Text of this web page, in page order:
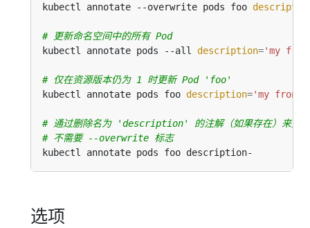
kubectl annotate --overwrite pods foo
# 更新命名空间中的所有 Pod
kubectl annotate pods --all description='my
# 仅在资源版本仍为 1 时更新 Pod 'foo'
kubectl annotate pods foo description='my
# 通过删除名为 'description' 的注解（如果存在）来
# 不需要 --overwrite 标志
选项